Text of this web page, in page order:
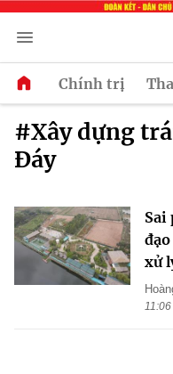
Chính trị
#Xây dựng
Đáy
Sai
xử